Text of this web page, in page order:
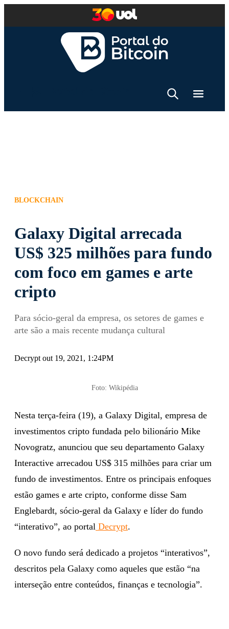
BLOCKCHAIN
Galaxy Digital arrecada
US$ 325 milhões para fundo
com foco em games e arte
cripto
Para sócio-geral da empresa, os setores de games e
arte são a mais recente mudança cultural
Decrypt out 19, 2021, 1:24PM
Foto: Wikipédia
Nesta terça-feira (19), a Galaxy Digital, empresa de
investimentos cripto fundada pelo bilionário Mike
Novogratz, anunciou que seu departamento Galaxy
Interactive arrecadou US$ 315 milhões para criar um
fundo de investimentos. Entre os principais enfoques
estão games e arte cripto, conforme disse Sam
Englebardt, sócio-geral da Galaxy e líder do fundo
“interativo”, ao portal Decrypt.
O novo fundo será dedicado a projetos “interativos”,
descritos pela Galaxy como aqueles que estão “na
interseção entre conteúdos, finanças e tecnologia”.